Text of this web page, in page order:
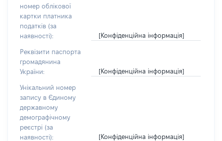
номер облікової
картки платника
податків (за
наявності):
[Конфіденційна інформація]
Реквізити паспорта
громадянина
України:
[Конфіденційна інформація]
Унікальний номер
запису в Єдиному
державному
демографічному
реєстрі (за
наявності):
[Конфіденційна інформація]